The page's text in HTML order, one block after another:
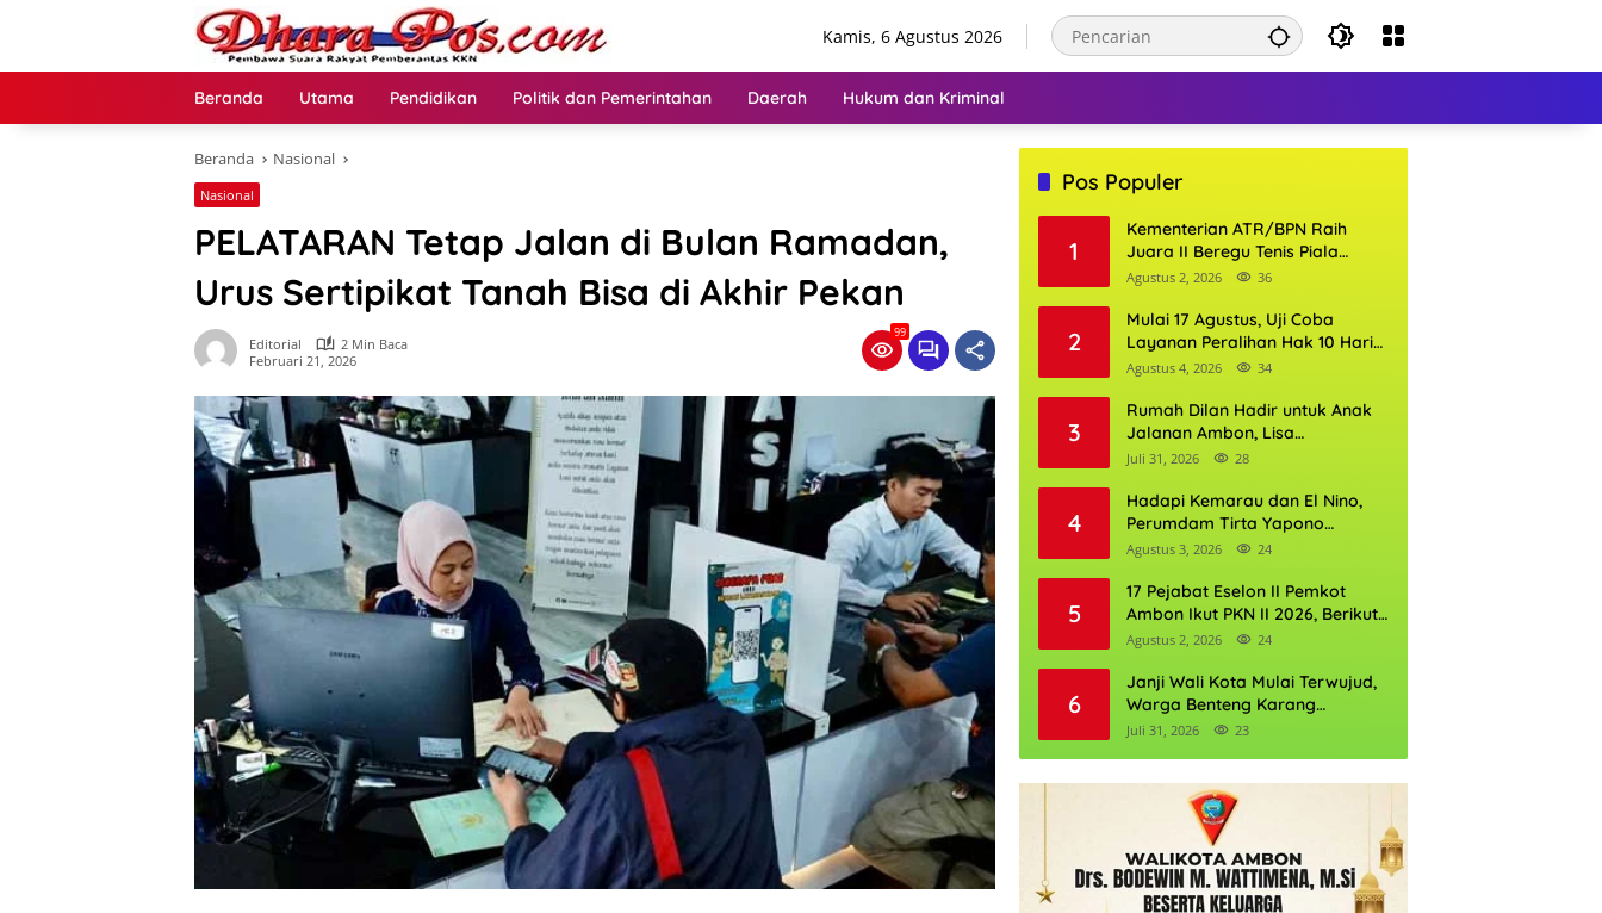
Kamis, 6 Agustus 2026
Beranda Utama Pendidikan Politik dan Pemerintahan Daerah Hukum dan Kriminal
Beranda Nasional
Nasional
PELATARAN Tetap Jalan di Bulan Ramadan,
Urus Sertipikat Tanah Bisa di Akhir Pekan
Editorial
2 Min Baca
Februari 21, 2026
99
Pos Populer
1
Kementerian ATR/BPN Raih
Juara II Beregu Tenis Piala
Gubernur DKI Jakarta 2026
Agustus 2, 2026 36
2
Mulai 17 Agustus, Uji Coba
Layanan Peralihan Hak 10 Hari
di 15 Kantor Pertanahan
Agustus 4, 2026 34
3
Rumah Dilan Hadir untuk Anak
Jalanan Ambon, Lisa
Wattimena: Tak Ada Anak yang
Depannya
Juli 31, 2026 28
4
Hadapi Kemarau dan El Nino,
Perumdam Tirta Yapono
Perkuat Cadangan Air Ambon
Agustus 3, 2026 24
5
17 Pejabat Eselon II Pemkot
Ambon Ikut PKN II 2026, Berikut
Daftarnya
Agustus 2, 2026 24
6
Janji Wali Kota Mulai Terwujud,
Warga Benteng Karang
Ditargetkan Nikmati Air Bersih
Juli 31, 2026 23